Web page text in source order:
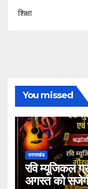
शिक्षा
You missed
उत्तराखंड
रवि म्यूजिकल
अगस्त को